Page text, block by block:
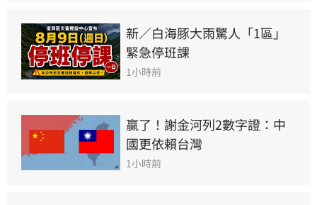
新／白海豚大雨驚人「1區」
緊急停班課
1小時前
贏了！謝金河列2數字證：中
國更依賴台灣
1小時前